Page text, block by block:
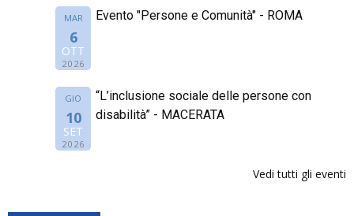
MAR
6
OTT
2026
Evento "Persone e Comunità" - ROMA
GIO
10
SET
2026
“L’inclusione sociale delle persone con
disabilità” - MACERATA
Vedi tutti gli eventi